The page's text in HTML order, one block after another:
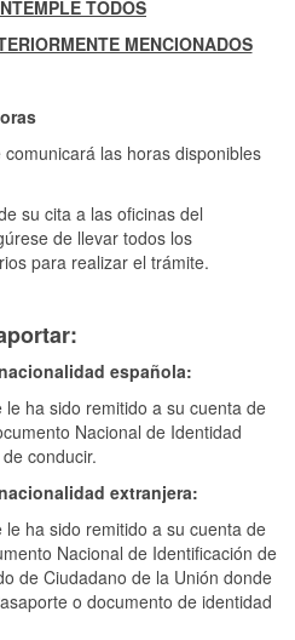
TODOS
MENCIONADOS
las horas disponibles
su cita a las oficinas del
de llevar todos los
para realizar el trámite.
española:
le ha sido remitido a su cuenta de
Nacional de Identidad
conducir.
extranjera:
le ha sido remitido a su cuenta de
Nacional de Identificación de
de Ciudadano de la Unión donde
o documento de identidad